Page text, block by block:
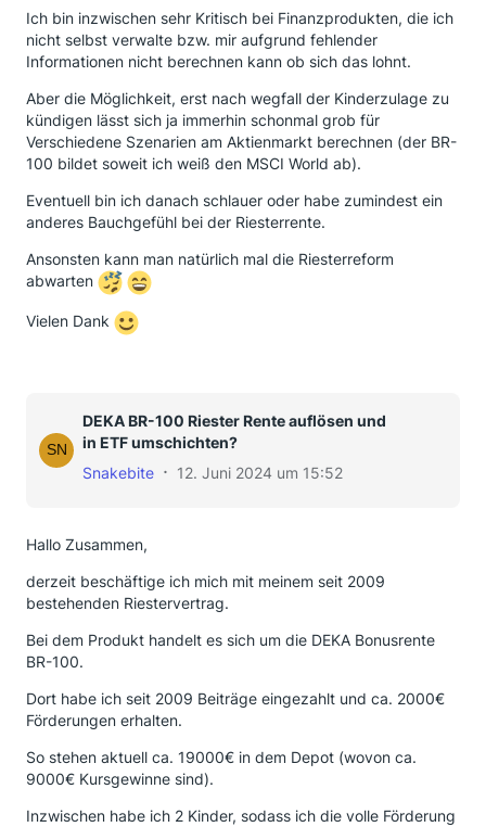
Ich bin inzwischen sehr Kritisch bei Finanzprodukten, die ich
nicht selbst verwalte bzw. mir aufgrund fehlender
Informationen nicht berechnen kann ob sich das lohnt.
Aber die Möglichkeit, erst nach wegfall der Kinderzulage zu
kündigen lässt sich ja immerhin schonmal grob für
Verschiedene Szenarien am Aktienmarkt berechnen (der BR-
100 bildet soweit ich weiß den MSCI World ab).
Eventuell bin ich danach schlauer oder habe zumindest ein
anderes Bauchgefühl bei der Riesterrente.
Ansonsten kann man natürlich mal die Riesterreform
abwarten
Vielen Dank
DEKA BR-100 Riester Rente auflösen und
in ETF umschichten?
Snakebite
12. Juni 2024 um 15:52
Hallo Zusammen,
derzeit beschäftige ich mich mit meinem seit 2009
bestehenden Riestervertrag.
Bei dem Produkt handelt es sich um die DEKA Bonusrente
BR-100.
Dort habe ich seit 2009 Beiträge eingezahlt und ca. 2000€
Förderungen erhalten.
So stehen aktuell ca. 19000€ in dem Depot (wovon ca.
9000€ Kursgewinne sind).
Inzwischen habe ich 2 Kinder, sodass ich die volle Förderung